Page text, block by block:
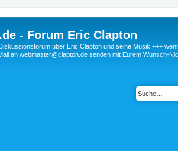
- Forum Eric Clapton
über Eric Clapton und seine Musik +++
an webmaster@clapton.de senden mit Eurem Wunsch-